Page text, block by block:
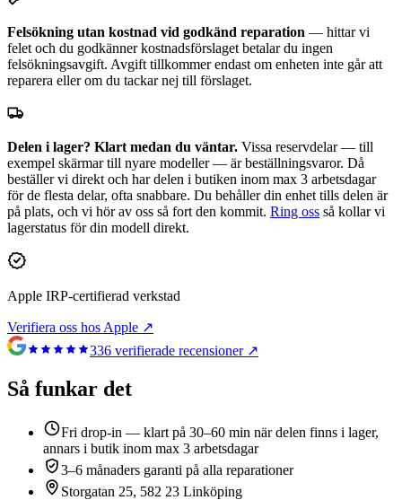
Felsökning utan kostnad vid godkänd reparation — hittar vi
felet och du godkänner kostnadsförslaget betalar du ingen
felsökningsavgift. Avgift tillkommer endast om enheten inte går att
reparera eller om du tackar nej till förslaget.
Delen i lager? Klart medan du väntar. Vissa reservdelar — till
exempel skärmar till nyare modeller — är beställningsvaror. Då
beställer vi direkt och har delen i butiken inom max 3 arbetsdagar
för de flesta delar, ofta snabbare. Du behåller din enhet tills delen är
på plats, och vi hör av oss så fort den kommit. Ring oss så kollar vi
lagerstatus för din modell direkt.
Apple IRP-certifierad verkstad
Verifiera oss hos Apple ↗
336 verifierade recensioner ↗
Så funkar det
Fri drop-in — klart på 30–60 min när delen finns i lager,
annars i butik inom max 3 arbetsdagar
3–6 månaders garanti på alla reparationer
Storgatan 25, 582 23 Linköping